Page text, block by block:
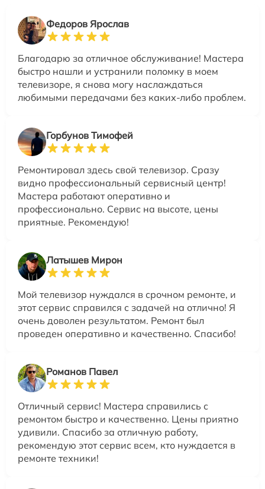
Федоров Ярослав
Благодарю за отличное обслуживание! Мастера
быстро нашли и устранили поломку в моем
телевизоре, я снова могу наслаждаться
любимыми передачами без каких-либо проблем.
Горбунов Тимофей
Ремонтировал здесь свой телевизор. Сразу
видно профессиональный сервисный центр!
Мастера работают оперативно и
профессионально. Сервис на высоте, цены
приятные. Рекомендую!
Латышев Мирон
Мой телевизор нуждался в срочном ремонте, и
этот сервис справился с задачей на отлично! Я
очень доволен результатом. Ремонт был
проведен оперативно и качественно. Спасибо!
Романов Павел
Отличный сервис! Мастера справились с
ремонтом быстро и качественно. Цены приятно
удивили. Спасибо за отличную работу,
рекомендую этот сервис всем, кто нуждается в
ремонте техники!